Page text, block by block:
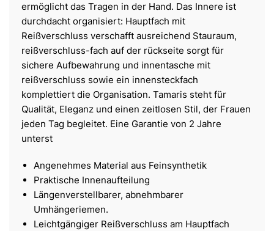
ermöglicht das Tragen in der Hand. Das Innere ist
durchdacht organisiert: Hauptfach mit
Reißverschluss verschafft ausreichend Stauraum,
reißverschluss-fach auf der rückseite sorgt für
sichere Aufbewahrung und innentasche mit
reißverschluss sowie ein innensteckfach
komplettiert die Organisation. Tamaris steht für
Qualität, Eleganz und einen zeitlosen Stil, der Frauen
jeden Tag begleitet. Eine Garantie von 2 Jahre
unterst
Angenehmes Material aus Feinsynthetik
Praktische Innenaufteilung
Längenverstellbarer, abnehmbarer
Umhängeriemen.
Leichtgängiger Reißverschluss am Hauptfach